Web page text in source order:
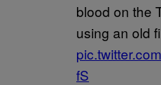
blood on the
using an old
fS